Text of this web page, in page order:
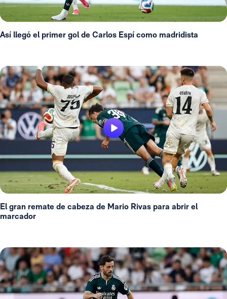
Así llegó el primer gol de Carlos Espí como madridista
El gran remate de cabeza de Mario Rivas para abrir el
marcador